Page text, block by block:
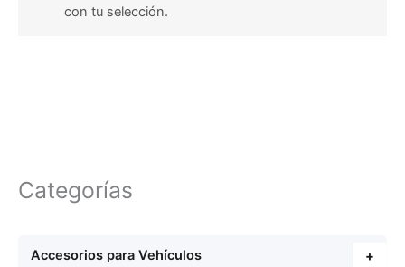
Categorías
Accesorios para Vehículos +
con tu selección.